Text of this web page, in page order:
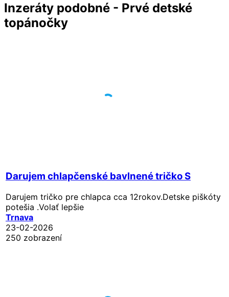
Inzeráty podobné - Prvé detské
topánočky
Darujem chlapčenské bavlnené tričko S
Darujem tričko pre chlapca cca 12rokov.Detske piškóty
potešia .Volať lepšie
Trnava
23-02-2026
250 zobrazení